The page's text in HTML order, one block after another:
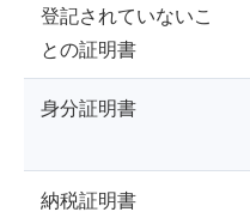
登記されていないこ
との証明書
身分証明書
納税証明書